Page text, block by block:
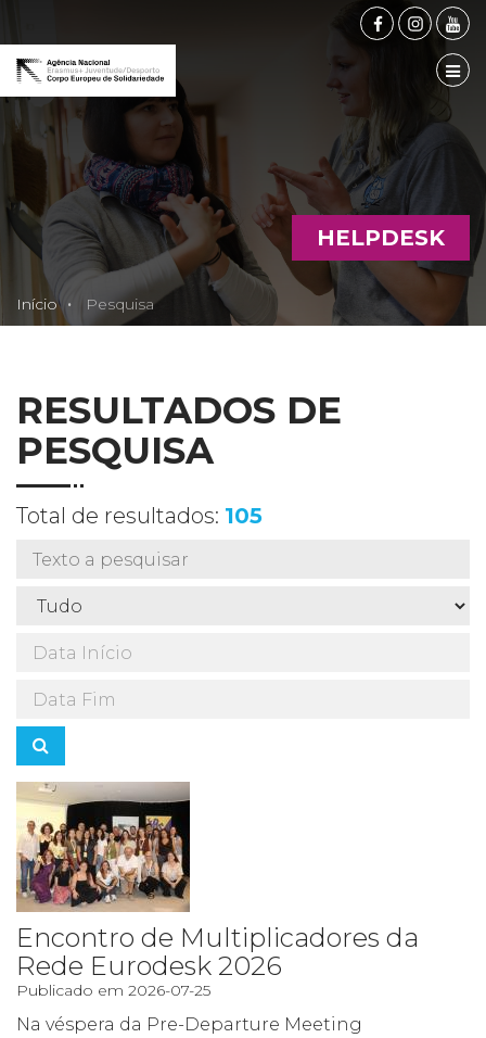
FACEBOOK
HELPDESK
Início Pesquisa
RESULTADOS DE
PESQUISA
Total de resultados: 105
Encontro de Multiplicadores da
Rede Eurodesk 2026
Publicado em 2026-07-25
Na véspera da Pre-Departure Meeting